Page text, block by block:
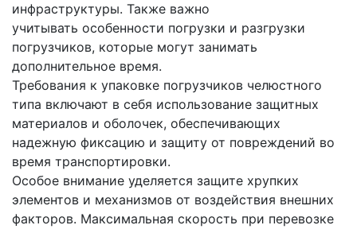
инфраструктуры. Также важно
учитывать особенности погрузки и разгрузки
погрузчиков, которые могут занимать
дополнительное время.
Требования к упаковке погрузчиков челюстного
типа включают в себя использование защитных
материалов и оболочек, обеспечивающих
надежную фиксацию и защиту от повреждений во
время транспортировки.
Особое внимание уделяется защите хрупких
элементов и механизмов от воздействия внешних
факторов. Максимальная скорость при перевозке